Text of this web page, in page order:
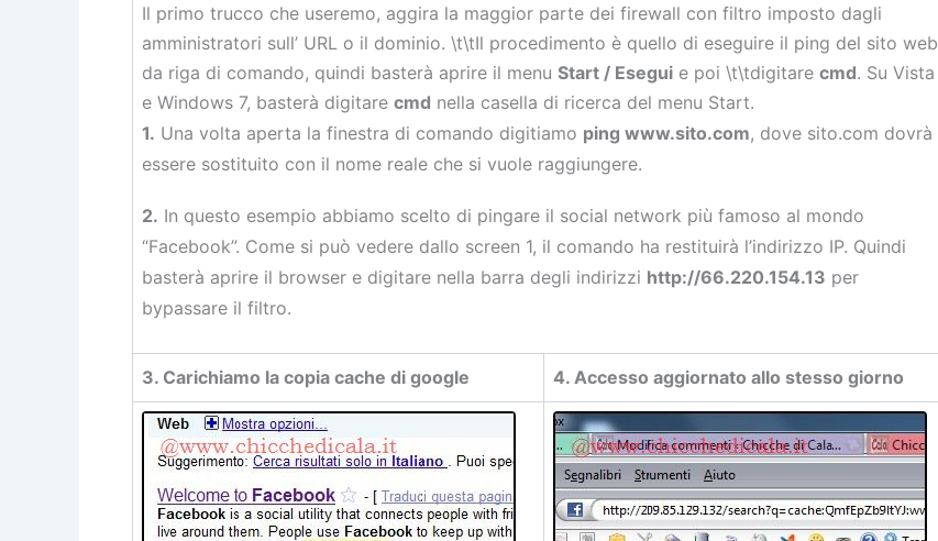
Il primo trucco che useremo, aggira la maggior parte dei firewall con filtro imposto dagli
amministratori sull’ URL o il dominio. \t\tIl procedimento è quello di eseguire il ping del sito web
da riga di comando, quindi basterà aprire il menu Start / Esegui e poi \t\tdigitare cmd. Su Vista
e Windows 7, basterà digitare cmd nella casella di ricerca del menu Start.
1. Una volta aperta la finestra di comando digitiamo ping www.sito.com, dove sito.com dovrà
essere sostituito con il nome reale che si vuole raggiungere.
2. In questo esempio abbiamo scelto di pingare il social network più famoso al mondo
“Facebook”. Come si può vedere dallo screen 1, il comando ha restituirà l’indirizzo IP. Quindi
basterà aprire il browser e digitare nella barra degli indirizzi http://66.220.154.13 per
bypassare il filtro.
3. Carichiamo la copia cache di google 4. Accesso aggiornato allo stesso giorno